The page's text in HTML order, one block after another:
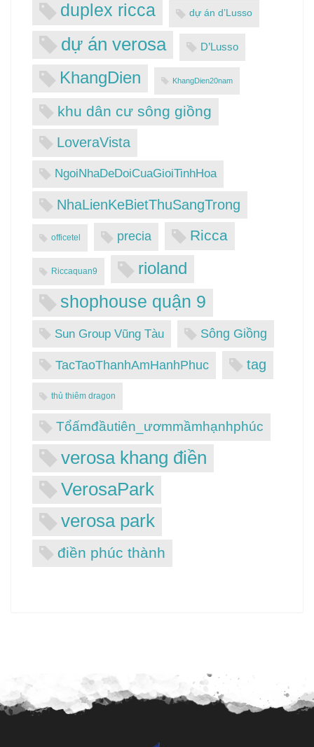
duplex ricca dự án d’Lusso
dự án verosa D’Lusso
KhangDien KhangDien20nam
khu dân cư sông giồng
LoveraVista
NgoiNhaDeDoiCuaGioiTinhHoa
NhaLienKeBietThuSangTrong
officetel precia Ricca
Riccaquan9
rioland
shophouse quận 9
Sun Group Vũng Tàu Sông Giồng
TacTaoThanhAmHanhPhuc tag
thủ thiêm dragon
Tổấmđầutiên_ươmmầmhạnhphúc
verosa khang điền
VerosaPark
verosa park
điền phúc thành